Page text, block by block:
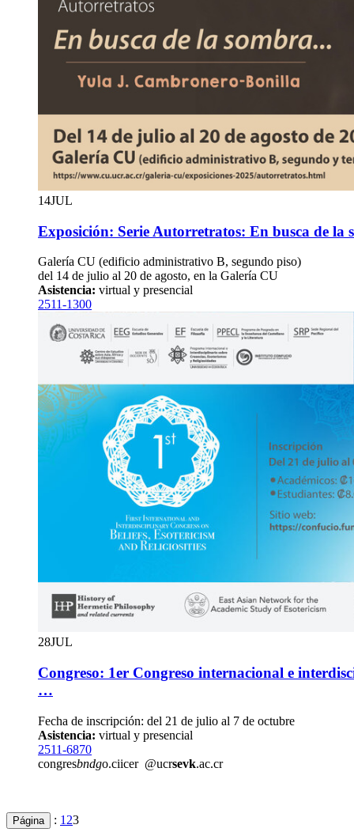
14JUL
Exposición: Serie Autorretratos: En busca de la
Galería CU (edificio administrativo B, segundo piso)
del 14 de julio al 20 de agosto, en la Galería CU
Asistencia: virtual y presencial
2511-1300
28JUL
Congreso: 1er Congreso internacional e
…
Fecha de inscripción: del 21 de julio al 7 de octubre
Asistencia: virtual y presencial
2511-6870
congresbndgo.ciicer @ucrsevk.ac.cr
Página : 1 23